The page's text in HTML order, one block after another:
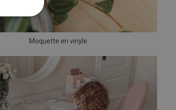
Moquette en vinyle